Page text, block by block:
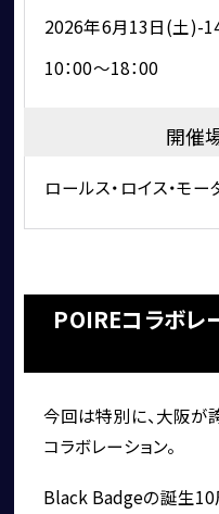
ショールーム＆サー
採用情報
2026年6月13日(土)-
10：00～18：00
開催
ロールス・ロイス・モ
POIREコラボレ
今回は特別に、大阪が
コラボレーション。
Black Badgeの誕生10